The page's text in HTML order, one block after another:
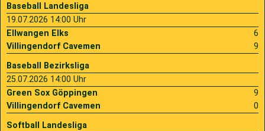
Baseball Landesliga
19.07.2026 14:00 Uhr
Ellwangen Elks
6
Villingendorf Cavemen
9
Baseball Bezirksliga
25.07.2026 14:00 Uhr
Green Sox Göppingen
9
Villingendorf Cavemen
0
Softball Landesliga